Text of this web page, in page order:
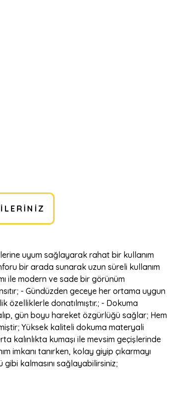
uyum sağlayarak rahat bir kullanım
bir arada sunarak uzun süreli kullanım
ile modern ve sade bir görünüm
- Gündüzden geceye her ortama uygun
özelliklerle donatılmıştır.; - Dokuma
gün boyu hareket özgürlüğü sağlar; Hem
Yüksek kaliteli dokuma materyali
kalınlıkta kumaşı ile mevsim geçişlerinde
imkanı tanırken, kolay giyip çıkarmayı
kalmasını sağlayabilirsiniz;